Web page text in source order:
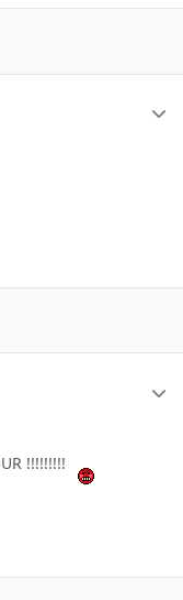
!!!!!!!!!